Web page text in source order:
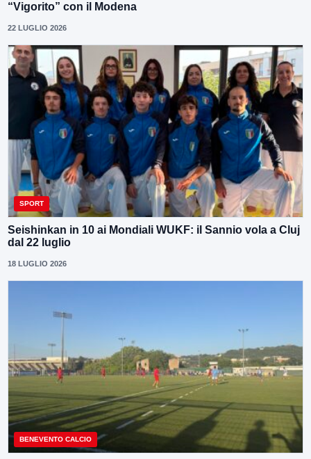
“Vigorito” con il Modena
22 LUGLIO 2026
SPORT
Seishinkan in 10 ai Mondiali WUKF: il Sannio vola a Cluj
dal 22 luglio
18 LUGLIO 2026
BENEVENTO CALCIO